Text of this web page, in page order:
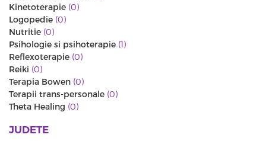
Kinetoterapie (0)
Logopedie (0)
Nutritie (0)
Psihologie si psihoterapie (1)
Reflexoterapie (0)
Reiki (0)
Terapia Bowen (0)
Terapii trans-personale (0)
Theta Healing (0)
JUDETE